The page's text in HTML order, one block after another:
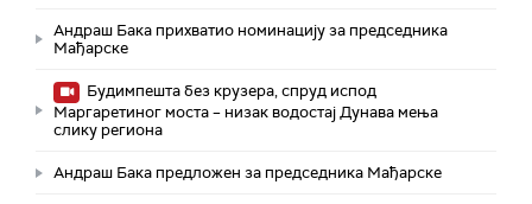
Андраш Бака прихватио номинацију за председника
Мађарске
Будимпешта без крузера, спруд испод
Маргаретиног моста – низак водостај Дунава мења
слику региона
Андраш Бакa предложен за председника Мађарске